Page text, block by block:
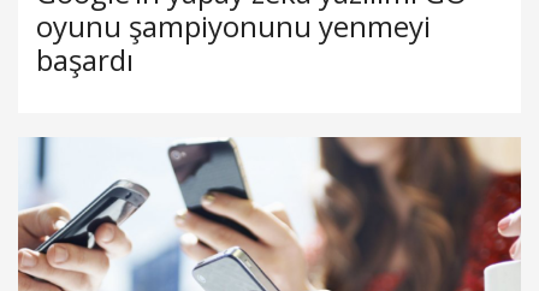
oyunu şampiyonunu yenmeyi
başardı